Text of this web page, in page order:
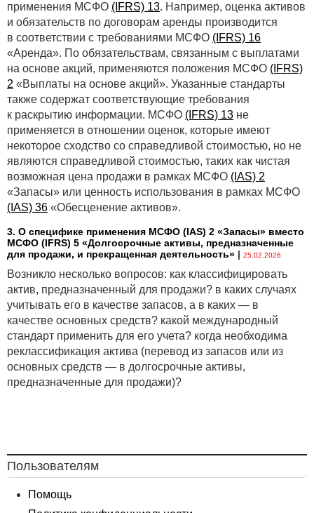
применения МСФО (IFRS) 13. Например, оценка активов
и обязательств по договорам аренды производится
в соответствии с требованиями МСФО (IFRS) 16
«Аренда». По обязательствам, связанным с выплатами
на основе акций, применяются положения МСФО (IFRS)
2 «Выплаты на основе акций». Указанные стандарты
также содержат соответствующие требования
к раскрытию информации. МСФО (IFRS) 13 не
применяется в отношении оценок, которые имеют
некоторое сходство со справедливой стоимостью, но не
являются справедливой стоимостью, таких как чистая
возможная цена продажи в рамках МСФО (IAS) 2
«Запасы» или ценность использования в рамках МСФО
(IAS) 36 «Обесценение активов».
3. О специфике применения МСФО (IАS) 2 «Запасы» вместо
МСФО (IFRS) 5 «Долгосрочные активы, предназначенные
для продажи, и прекращенная деятельность» | 25.02.2026
Возникло несколько вопросов: как классифицировать
актив, предназначенный для продажи? в каких случаях
учитывать его в качестве запасов, а в каких — в
качестве основных средств? какой международный
стандарт применить для его учета? когда необходима
реклассификация актива (перевод из запасов или из
основных средств — в долгосрочные активы,
предназначенные для продажи)?
Пользователям
Помощь